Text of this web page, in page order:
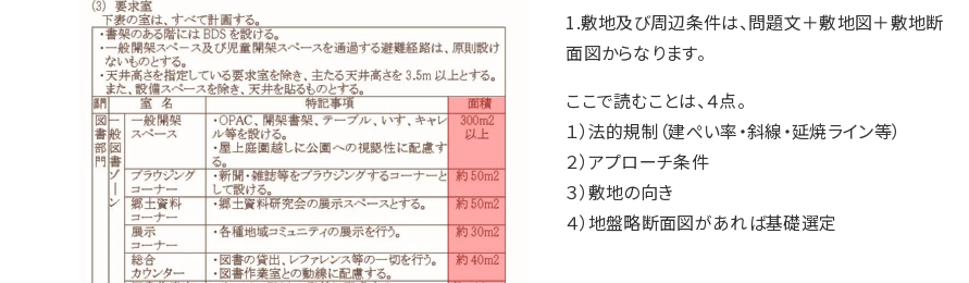
1.敷地及び周辺条件は、問題文＋敷地図＋敷地断
面図からなります。
ここで読むことは、４点。
１）法的規制（建ぺい率・斜線・延焼ライン等）
２）アプローチ条件
３）敷地の向き
４）地盤略断面図があれば基礎選定